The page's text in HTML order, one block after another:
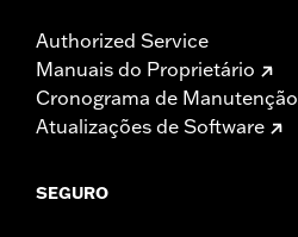
Authorized Service
Manuais do Proprietário
Cronograma de Manutenção
Atualizações de Software
SEGURO